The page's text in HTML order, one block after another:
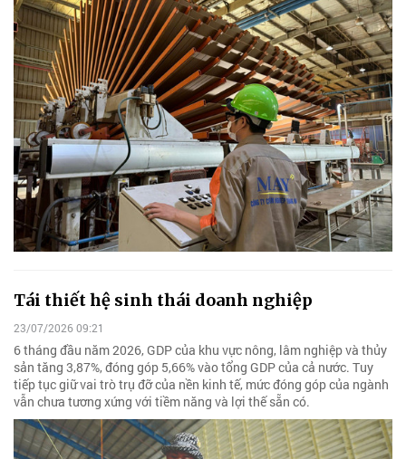
Tái thiết hệ sinh thái doanh nghiệp
23/07/2026 09:21
6 tháng đầu năm 2026, GDP của khu vực nông, lâm nghiệp và thủy
sản tăng 3,87%, đóng góp 5,66% vào tổng GDP của cả nước. Tuy
tiếp tục giữ vai trò trụ đỡ của nền kinh tế, mức đóng góp của ngành
vẫn chưa tương xứng với tiềm năng và lợi thế sẵn có.